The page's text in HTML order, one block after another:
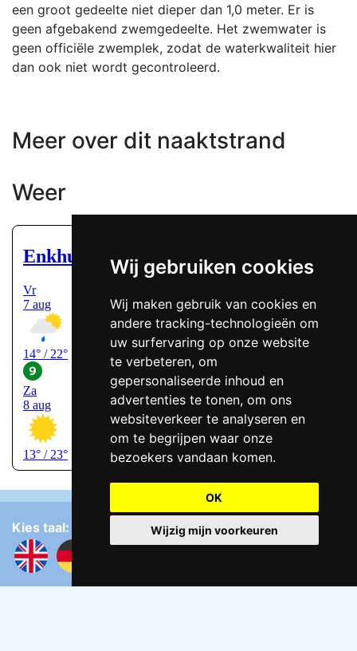
Wij gebruiken cookies
Wij maken gebruik van cookies en
andere tracking-technologieën om
uw surfervaring op onze website
te verbeteren, om
gepersonaliseerde inhoud en
advertenties te tonen, om ons
websiteverkeer te analyseren en
om te begrijpen waar onze
bezoekers vandaan komen.
OK
Wijzig mijn voorkeuren
een groot gedeelte niet dieper dan 1,0 meter. Er is
geen afgebakend zwemgedeelte. Het zwemwater is
geen officiële zwemplek, zodat de waterkwaliteit hier
dan ook niet wordt gecontroleerd.
Meer over dit naaktstrand
Weer
Kies taal: